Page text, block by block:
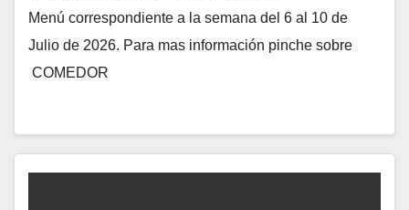
Menú correspondiente a la semana del 6 al 10 de
Julio de 2026. Para mas información pinche sobre
COMEDOR